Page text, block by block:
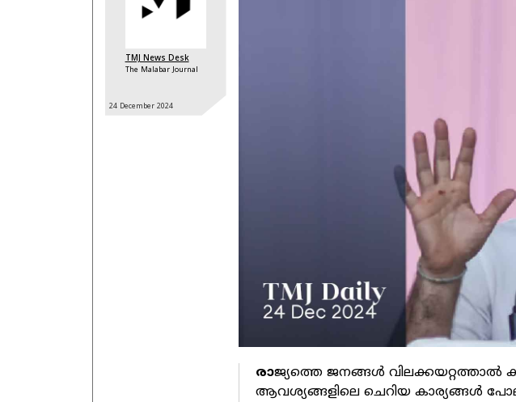
TMJ News Desk
The Malabar Journal
24 December2024
രാജ്യത്തെ ജനങ്ങള്‍ വിലക്കയറ്റത്താല്‍
ആവശ്യങ്ങളിലെ ചെറിയ കാര്യങ്ങള്‍